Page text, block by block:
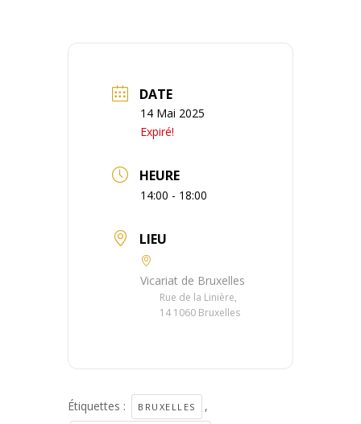
DATE
14 Mai 2025
Expiré!
HEURE
14:00 - 18:00
LIEU
Vicariat de Bruxelles
Rue de la Linière,
14 1060 Bruxelles
Étiquettes : BRUXELLES ,